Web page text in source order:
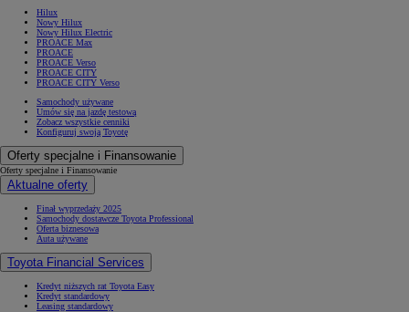
Hilux
Nowy Hilux
Nowy Hilux Electric
PROACE Max
PROACE
PROACE Verso
PROACE CITY
PROACE CITY Verso
Samochody używane
Umów się na jazdę testową
Zobacz wszystkie cenniki
Konfiguruj swoją Toyotę
Oferty specjalne i Finansowanie
Oferty specjalne i Finansowanie
Aktualne oferty
Finał wyprzedaży 2025
Samochody dostawcze Toyota Professional
Oferta biznesowa
Auta używane
Toyota Financial Services
Kredyt niższych rat Toyota Easy
Kredyt standardowy
Leasing standardowy